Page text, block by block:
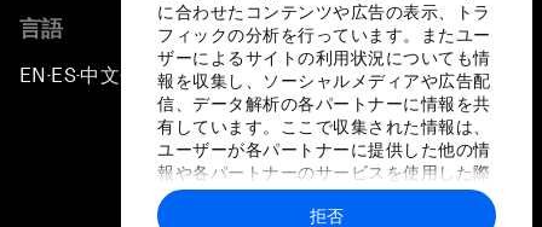
に合わせたコンテンツや広告の表示、トラ
フィックの分析を行っています。またユー
ザーによるサイトの利用状況についても情
報を収集し、ソーシャルメディアや広告配
信、データ解析の各パートナーに情報を共
有しています。ここで収集された情報は、
ユーザーが各パートナーに提供した他の情
報や各パートナーのサービスを使用した際
に収集された情報と組み合わされ、各パー
トナーによって使用されることがありま
拒否
言語
EN ▪ES▪中文▪ 日本語